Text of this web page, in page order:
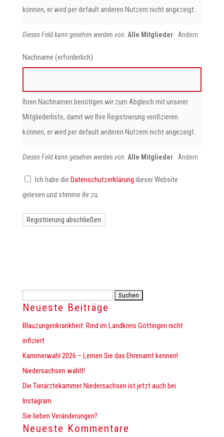
können, er wird per default anderen Nutzern nicht angezeigt.
Dieses Feld kann gesehen werden von: Alle Mitglieder Ändern
Nachname (erforderlich)
Ihren Nachnamen benötigen wir zum Abgleich mit unserer
Mitgliederliste, damit wir Ihre Registrierung verifizieren
können, er wird per default anderen Nutzern nicht angezeigt.
Dieses Feld kann gesehen werden von: Alle Mitglieder Ändern
Ich habe die Datenschutzerklärung dieser Website
gelesen und stimme ihr zu.
nach:
Neueste Beiträge
Blauzungenkrankheit: Rind im Landkreis Göttingen nicht
infiziert
Kammerwahl 2026 – Lernen Sie das Ehrenamt kennen!
Niedersachsen wählt!
Die Tierärztekammer Niedersachsen ist jetzt auch bei
Instagram
Sie lieben Veränderungen?
Neueste Kommentare